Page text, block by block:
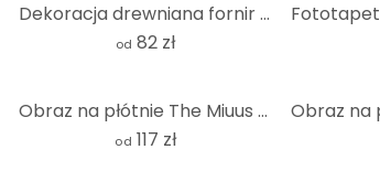
Dekoracja drewniana fornir topola - Kwiat życia
od 82 zł
Obraz na płótnie The Miuus Studio - Abstract Flow
od 117 zł